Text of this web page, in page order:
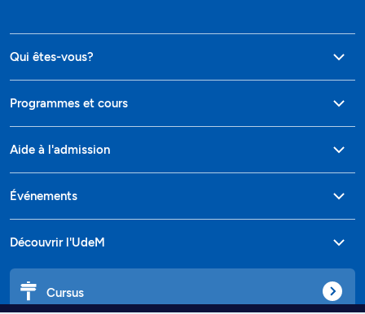
Qui êtes-vous?
Programmes et cours
Aide à l'admission
Événements
Découvrir l'UdeM
Cursus